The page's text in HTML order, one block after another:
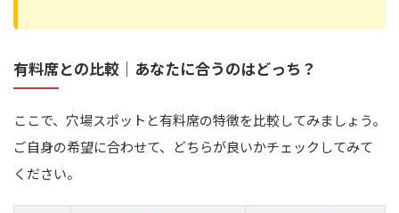
有料席との比較｜あなたに合うのはどっち？
ここで、穴場スポットと有料席の特徴を比較してみましょう。
ご自身の希望に合わせて、どちらが良いかチェックしてみて
ください。